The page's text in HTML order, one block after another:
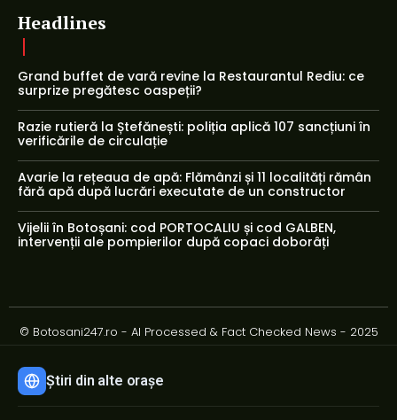
Headlines
Grand buffet de vară revine la Restaurantul Rediu: ce
surprize pregătesc oaspeții?
Razie rutieră la Ștefănești: poliția aplică 107 sancțiuni în
verificările de circulație
Avarie la rețeaua de apă: Flămânzi și 11 localități rămân
fără apă după lucrări executate de un constructor
Vijelii în Botoșani: cod PORTOCALIU și cod GALBEN,
intervenții ale pompierilor după copaci doborâți
© Botosani247.ro - AI Processed & Fact Checked News - 2025
Știri din alte orașe